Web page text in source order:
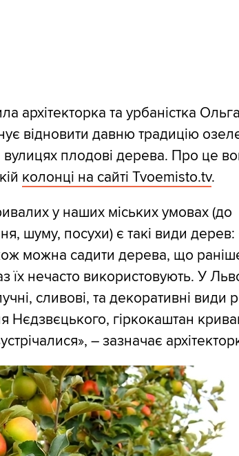
архітекторка та урбаністка Ольга
відновити давню традицію
плодові дерева. Про це
колонці на сайті Tvoemisto.tv.
у наших міських умовах (до
шуму, посухи) є такі види дерев:
можна садити дерева, що
їх нечасто використовують. У
сливові, та декоративні види
Нєдзвєцького, гіркокаштан
– зазначає